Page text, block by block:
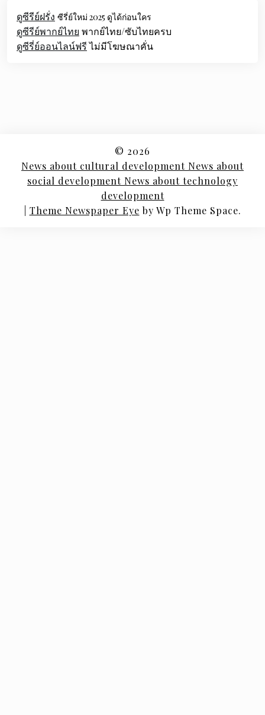
ดูซีรีย์ฝรั่ง ซีรี่ย์ใหม่ 2025 ดูได้ก่อนใคร
ดูซีรีย์พากย์ไทย พากย์ไทย/ซับไทยครบ
ดูซีรี่ย์ออนไลน์ฟรีไม่มีโฆษณาคั่น
© 2026
News about cultural development News about
social development News about technology
development
Theme Newspaper Eye by Wp Theme Space.